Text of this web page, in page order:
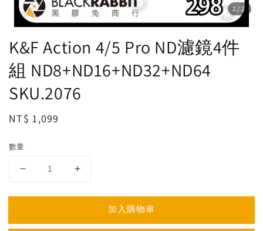
1 /2
K&F Action 4/5 Pro ND濾鏡4件
組 ND8+ND16+ND32+ND64
SKU.2076
Regular
NT$ 1,099
數量
加入購物車